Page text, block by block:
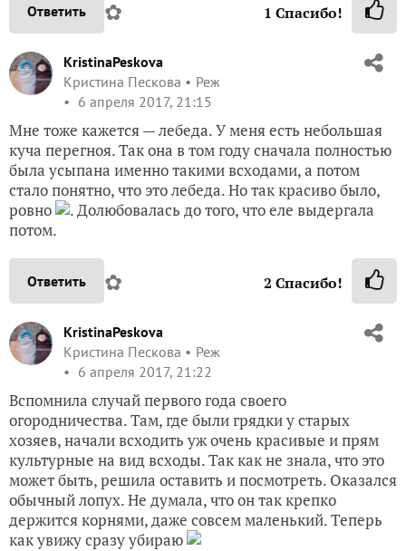
Ответить ✿ 1 Спасибо!
KristinaPeskova
Кристина Пескова
Реж
6 апреля 2017, 21:15
Мне тоже кажется — лебеда. У меня есть небольшая
куча перегноя. Так она в том году сначала полностью
была усыпана именно такими всходами, а потом
стало понятно, что это лебеда. Но так красиво было,
ровно
. Долюбовалась до того, что еле выдергала
потом.
Ответить ✿ 2 Спасибо!
KristinaPeskova
Кристина Пескова
Реж
6 апреля 2017, 21:22
Вспомнила случай первого года своего
огородничества. Там, где были грядки у старых
хозяев, начали всходить уж очень красивые и прям
культурные на вид всходы. Так как не знала, что это
может быть, решила оставить и посмотреть. Оказался
обычный лопух. Не думала, что он так крепко
держится корнями, даже совсем маленький. Теперь
как увижу сразу убираю